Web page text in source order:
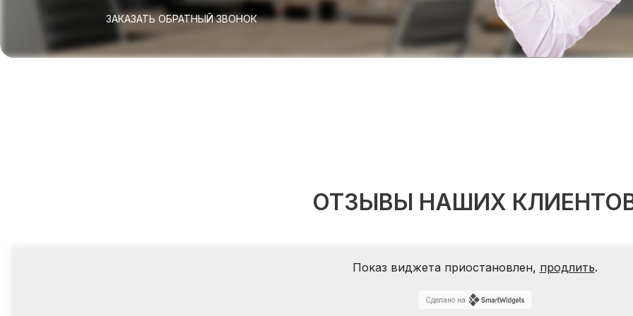
ЗАКАЗАТЬ ОБРАТНЫЙ ЗВОНОК
ОТЗЫВЫ НАШИХ
Показ виджета приостановлен, продлить.
Сделано на